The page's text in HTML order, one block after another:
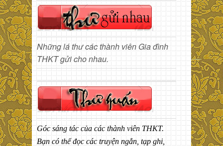
Những lá thư các thành viên Gia đình
THKT gửi cho nhau.
Góc sáng tác của các thành viên THKT.
Bạn có thể đọc các truyện ngắn, tạp ghi,